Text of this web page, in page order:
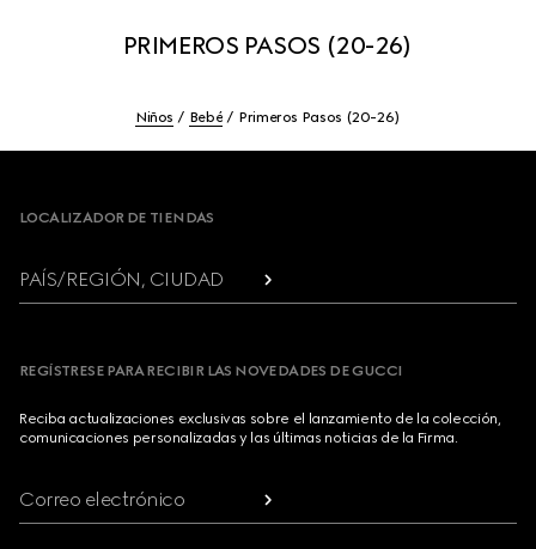
PRIMEROS PASOS (20-26)
Niños Bebé Primeros Pasos (20-26)
LOCALIZADOR DE TIENDAS
PAÍS/REGIÓN, CIUDAD
REGÍSTRESE PARA RECIBIR LAS NOVEDADES DE GUCCI
Reciba actualizaciones exclusivas sobre el lanzamiento de la colección,
comunicaciones personalizadas y las últimas noticias de la Firma.
Correo electrónico